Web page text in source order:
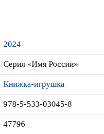
2024
Серия «Имя России»
Книжка-игрушка
978-5-533-03045-8
47796